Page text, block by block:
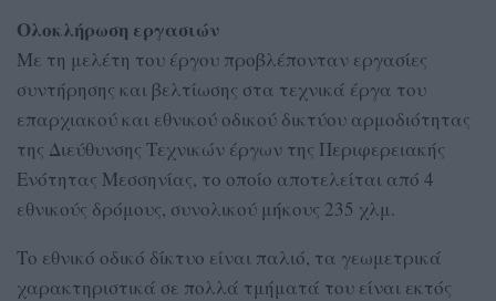
Ολοκλήρωση εργασιών
Με τη μελέτη του έργου προβλέπονταν εργασίες
συντήρησης και βελτίωσης στα τεχνικά έργα του
επαρχιακού και εθνικού οδικού δικτύου αρμοδιότητας
της Διεύθυνσης Τεχνικών έργων της Περιφερειακής
Ενότητας Μεσσηνίας, το οποίο αποτελείται από 4
εθνικούς δρόμους, συνολικού μήκους 235 χλμ.
Το εθνικό οδικό δίκτυο είναι παλιό, τα γεωμετρικά
χαρακτηριστικά σε πολλά τμήματά του είναι εκτός